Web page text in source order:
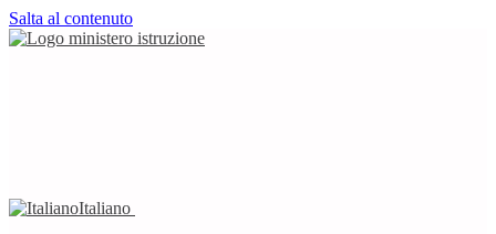
Salta al contenuto
Italiano